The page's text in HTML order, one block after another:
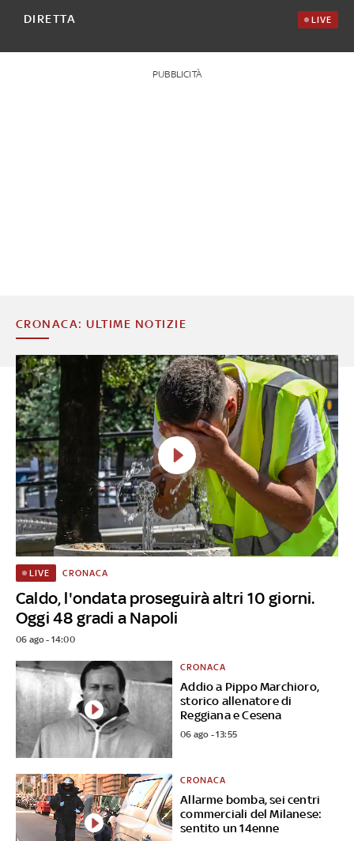
DIRETTA LIVE
PUBBLICITÀ
CRONACA: ULTIME NOTIZIE
Caldo, l'ondata proseguirà altri 10 giorni.
Oggi 48 gradi a Napoli
LIVE CRONACA
06 ago - 14:00
Addio a Pippo Marchioro,
storico allenatore di
Reggiana e Cesena
CRONACA
06 ago - 13:55
Allarme bomba, sei centri
commerciali del Milanese:
sentito un 14enne
CRONACA